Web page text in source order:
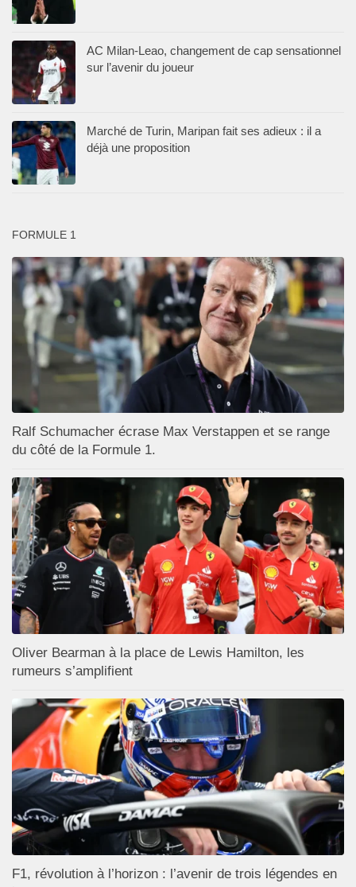
AC Milan-Leao, changement de cap sensationnel
sur l’avenir du joueur
Marché de Turin, Maripan fait ses adieux : il a
déjà une proposition
FORMULE 1
Ralf Schumacher écrase Max Verstappen et se range
du côté de la Formule 1.
Oliver Bearman à la place de Lewis Hamilton, les
rumeurs s’amplifient
F1, révolution à l’horizon : l’avenir de trois légendes en